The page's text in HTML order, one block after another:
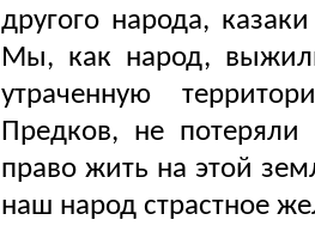
другого народа,
Мы, как народ,
утраченную
Предков, не
право жить на этой
наш народ страстное